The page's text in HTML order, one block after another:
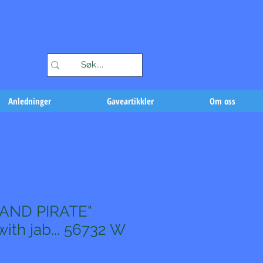
Anledninger Gaveartikkler Om oss
PIRATE"
jab... 56732 W